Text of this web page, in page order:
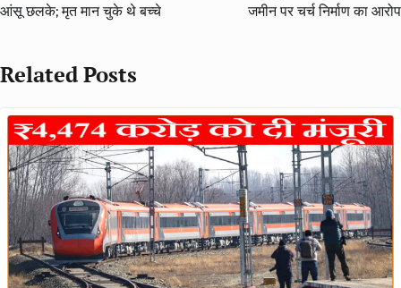
आंसू छलके; मृत मान चुके थे बच्चे
जमीन पर चर्च निर्माण का आरोप
Related Posts